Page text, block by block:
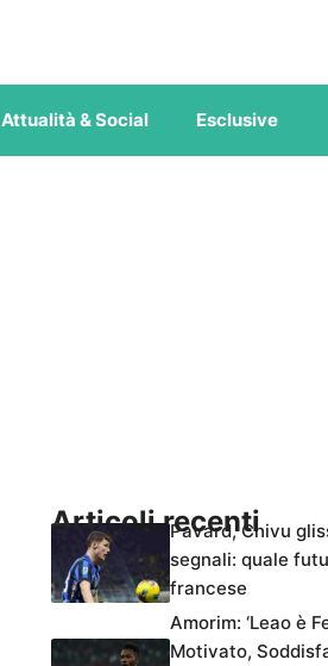
Attualità & Social Esclusive
Articoli recenti
Pavard, Chivu
segnali: quale
francese
Amorim: ‘Leao è
Motivato,